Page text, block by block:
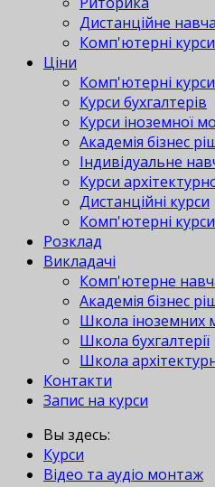
Дистанційне
Комп'ютерні
Ціни
Комп'ютерні курси
Курси бухгалтерів
Курси іноземної
Академія бізнес
Індивідуальне
Курси
Дистанційні курси
Комп'ютерні
Розклад
Викладачі
Комп'ютерне
Академія бізнес
Школа іноземних
Школа бухгалтерії
Школа
Контакти
Запис на курси
Вы здесь:
Курси
Відео та аудіо монтаж